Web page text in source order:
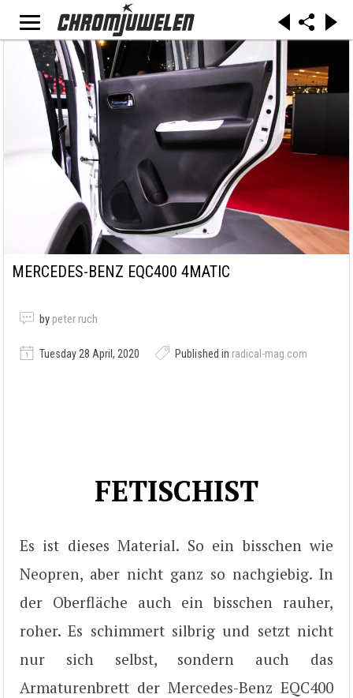
MERCEDES-BENZ EQC400 4MATIC
by peter ruch
Tuesday 28 April, 2020 Published in radical-mag.com
FETISCHIST
Es ist dieses Material. So ein bisschen wie
Neopren, aber nicht ganz so nachgiebig. In
der Oberfläche auch ein bisschen rauher,
roher. Es schimmert silbrig und setzt nicht
nur sich selbst, sondern auch das
Armaturenbrett der Mercedes-Benz EQC400